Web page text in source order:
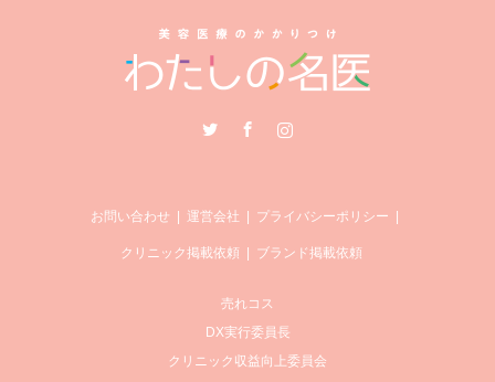
Instagram
お問い合わせ 運営会社 プライバシーポリシー
クリニック掲載依頼 ブランド掲載依頼
売れコス
DX実行委員長
クリニック収益向上委員会